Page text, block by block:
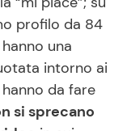
profilo da 84
una
intorno ai
da fare
si sprecano